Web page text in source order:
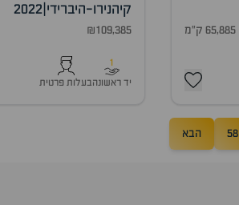
65,885 ק"מ
קיהנירו-היברידי 2022
₪109,385
1
יד ראשונהבעלות פרטית
58 הבא